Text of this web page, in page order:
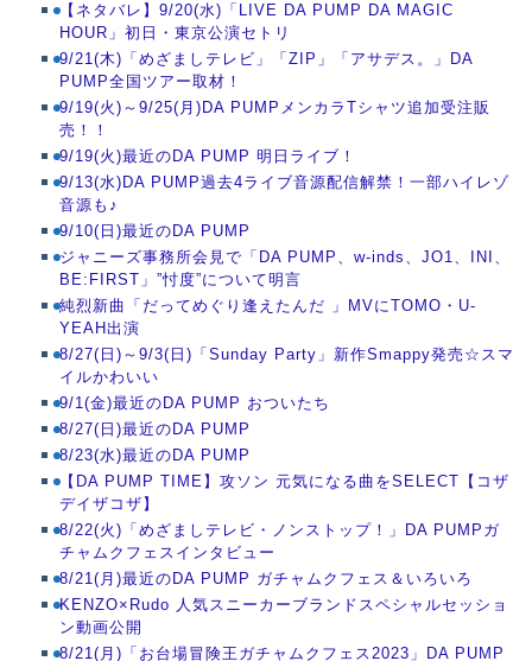
【ネタバレ】9/20(水)「LIVE DA PUMP DA MAGIC
HOUR」初日・東京公演セトリ
9/21(木)「めざましテレビ」「ZIP」「アサデス。」DA
PUMP全国ツアー取材！
9/19(火)～9/25(月)DA PUMPメンカラTシャツ追加受注販
売！！
9/19(火)最近のDA PUMP 明日ライブ！
9/13(水)DA PUMP過去4ライブ音源配信解禁！一部ハイレゾ
音源も♪
9/10(日)最近のDA PUMP
ジャニーズ事務所会見で「DA PUMP、w-inds、JO1、INI、
BE:FIRST」”忖度”について明言
純烈新曲「だってめぐり逢えたんだ 」MVにTOMO・U-
YEAH出演
8/27(日)～9/3(日)「Sunday Party」新作Smappy発売☆スマ
イルかわいい
9/1(金)最近のDA PUMP おついたち
8/27(日)最近のDA PUMP
8/23(水)最近のDA PUMP
【DA PUMP TIME】攻ソン 元気になる曲をSELECT【コザ
デイザコザ】
8/22(火)「めざましテレビ・ノンストップ！」DA PUMPガ
チャムクフェスインタビュー
8/21(月)最近のDA PUMP ガチャムクフェス＆いろいろ
KENZO×Rudo 人気スニーカーブランドスペシャルセッショ
ン動画公開
8/21(月)「お台場冒険王ガチャムクフェス2023」DA PUMP